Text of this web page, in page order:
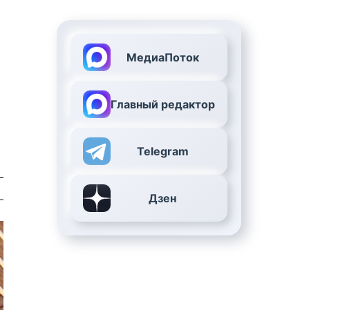
МедиаПоток
Главный редактор
Telegram
Дзен